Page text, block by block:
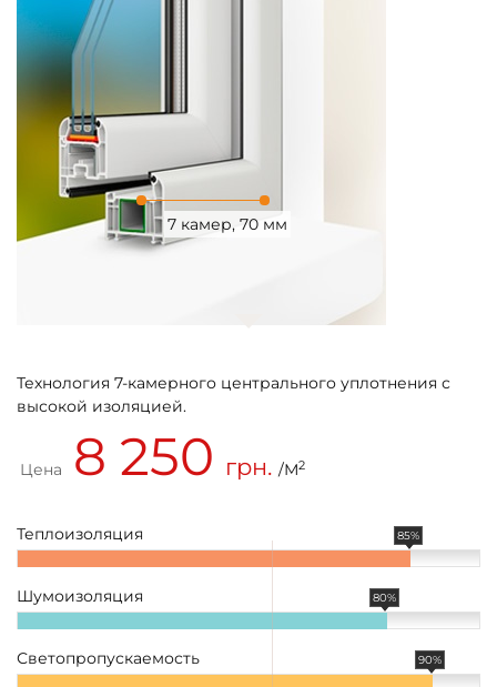
7 камер, 70 мм
Технология 7-камерного центрального уплотнения с
высокой изоляцией.
Цена 8 250 грн. /М2
Теплоизоляция 85%
Шумоизоляция 80%
Светопропускаемость 90%